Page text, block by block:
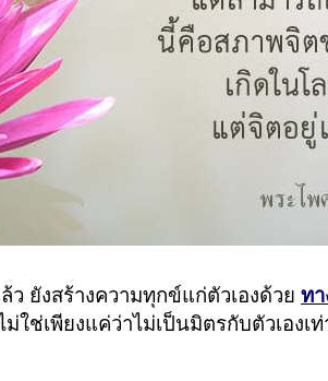
ยังสร้างความทุกข์แก่ตัวเองด้วย ท
ม่ใช่เพียงแค่ว่าไม่เป็นมิตรกับตัวเองเ